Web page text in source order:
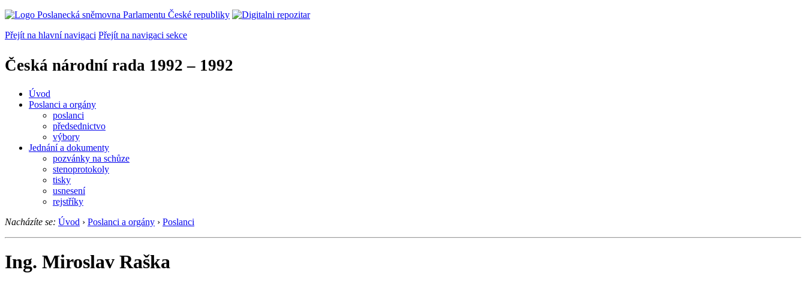
Přejít na hlavní navigaci Přejít na navigaci sekce
Česká národní rada 1992 – 1992
Úvod
Poslanci a orgány
poslanci
předsednictvo
výbory
Jednání a dokumenty
pozvánky na schůze
stenoprotokoly
tisky
usnesení
rejstříky
Nacházíte se: Úvod › Poslanci a orgány › Poslanci
Ing. Miroslav Raška